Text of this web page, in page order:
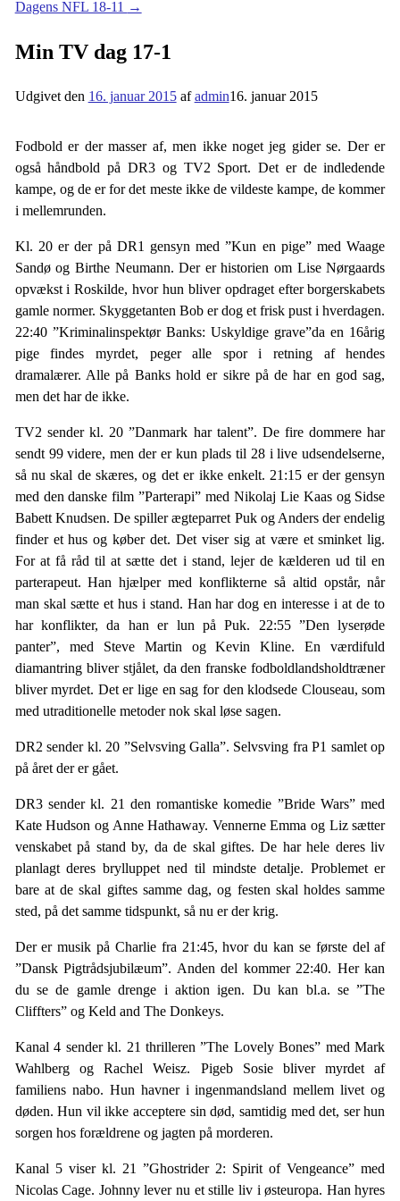
Dagens NFL 18-11 →
Min TV dag 17-1
Udgivet den 16. januar 2015 afadmin16. januar 2015
Fodbold er der masser af, men ikke noget jeg gider se. Der er
også håndbold på DR3 og TV2 Sport. Det er de indledende
kampe, og de er for det meste ikke de vildeste kampe, de kommer
i mellemrunden.
Kl. 20 er der på DR1 gensyn med ”Kun en pige” med Waage
Sandø og Birthe Neumann. Der er historien om Lise Nørgaards
opvækst i Roskilde, hvor hun bliver opdraget efter borgerskabets
gamle normer. Skyggetanten Bob er dog et frisk pust i hverdagen.
22:40 ”Kriminalinspektør Banks: Uskyldige grave”da en 16årig
pige findes myrdet, peger alle spor i retning af hendes
dramalærer. Alle på Banks hold er sikre på de har en god sag,
men det har de ikke.
TV2 sender kl. 20 ”Danmark har talent”. De fire dommere har
sendt 99 videre, men der er kun plads til 28 i live udsendelserne,
så nu skal de skæres, og det er ikke enkelt. 21:15 er der gensyn
med den danske film ”Parterapi” med Nikolaj Lie Kaas og Sidse
Babett Knudsen. De spiller ægteparret Puk og Anders der endelig
finder et hus og køber det. Det viser sig at være et sminket lig.
For at få råd til at sætte det i stand, lejer de kælderen ud til en
parterapeut. Han hjælper med konflikterne så altid opstår, når
man skal sætte et hus i stand. Han har dog en interesse i at de to
har konflikter, da han er lun på Puk. 22:55 ”Den lyserøde
panter”, med Steve Martin og Kevin Kline. En værdifuld
diamantring bliver stjålet, da den franske fodboldlandsholdtræner
bliver myrdet. Det er lige en sag for den klodsede Clouseau, som
med utraditionelle metoder nok skal løse sagen.
DR2 sender kl. 20 ”Selvsving Galla”. Selvsving fra P1 samlet op
på året der er gået.
DR3 sender kl. 21 den romantiske komedie ”Bride Wars” med
Kate Hudson og Anne Hathaway. Vennerne Emma og Liz sætter
venskabet på stand by, da de skal giftes. De har hele deres liv
planlagt deres brylluppet ned til mindste detalje. Problemet er
bare at de skal giftes samme dag, og festen skal holdes samme
sted, på det samme tidspunkt, så nu er der krig.
Der er musik på Charlie fra 21:45, hvor du kan se første del af
”Dansk Pigtrådsjubilæum”. Anden del kommer 22:40. Her kan
du se de gamle drenge i aktion igen. Du kan bl.a. se ”The
Cliffters” og Keld and The Donkeys.
Kanal 4 sender kl. 21 thrilleren ”The Lovely Bones” med Mark
Wahlberg og Rachel Weisz. Pigeb Sosie bliver myrdet af
familiens nabo. Hun havner i ingenmandsland mellem livet og
døden. Hun vil ikke acceptere sin død, samtidig med det, ser hun
sorgen hos forældrene og jagten på morderen.
Kanal 5 viser kl. 21 ”Ghostrider 2: Spirit of Vengeance” med
Nicolas Cage. Johnny lever nu et stille liv i østeuropa. Han hyres